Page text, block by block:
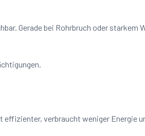
Gerade bei Rohrbruch oder starkem
verbraucht weniger Energie